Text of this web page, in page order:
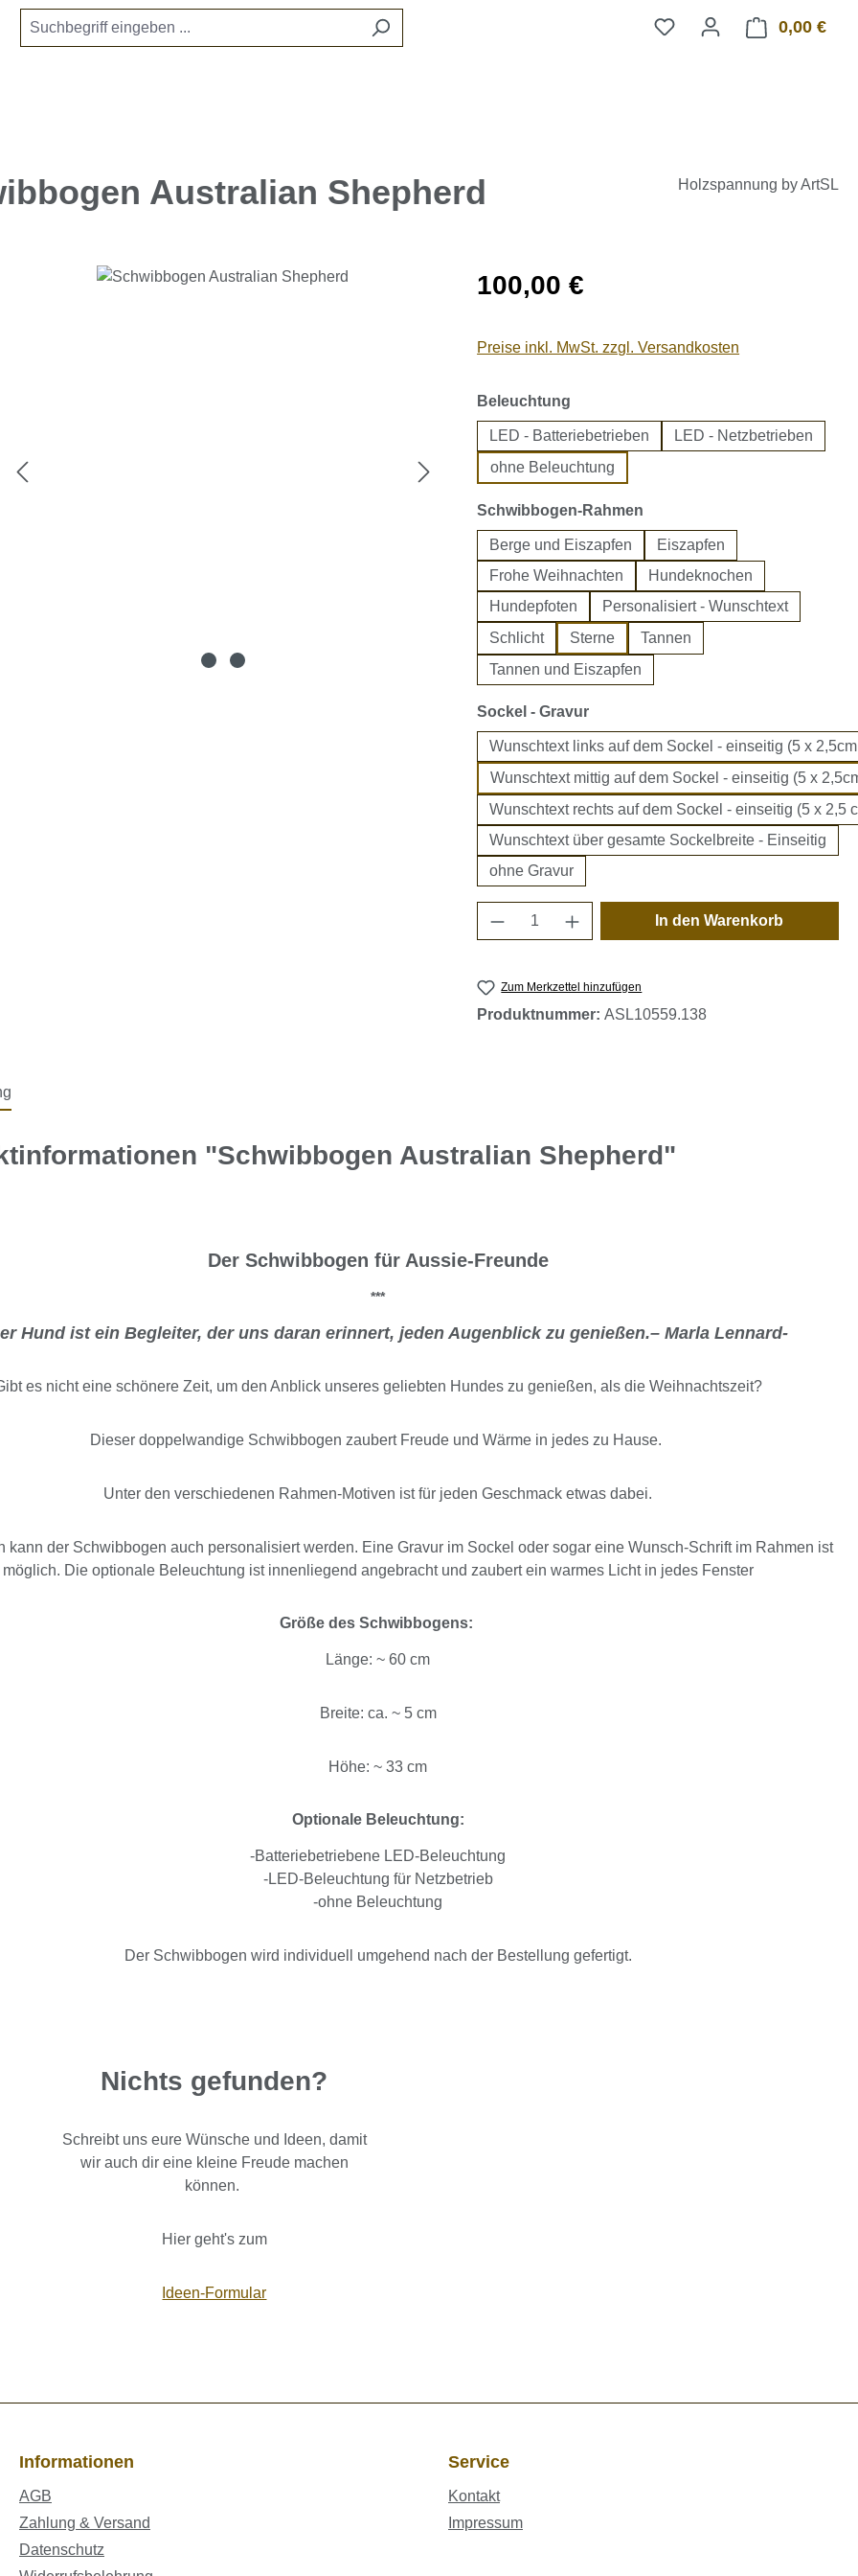
0,00 €
Australian Shepherd Holzspannung by ArtSL
überspringen Regulärer Preis:
100,00 €
Preise inkl. MwSt. zzgl. Versandkosten
Beleuchtung
LED - Batteriebetrieben
LED - Netzbetrieben
ohne Beleuchtung
Schwibbogen-Rahmen
Berge und Eiszapfen
Eiszapfen
Frohe Weihnachten
Hundeknochen
Hundepfoten
Personalisiert - Wunschtext
Schlicht
Sterne
Tannen
Tannen und Eiszapfen
Sockel - Gravurauswählen
Wunschtext links auf dem Sockel - einseitig (5 x
Wunschtext mittig auf dem Sockel - einseitig (5 x
Wunschtext rechts auf dem Sockel - einseitig (5 x 2,5
Wunschtext über gesamte Sockelbreite - Einseitig
ohne Gravur
Produkt Anzahl: Gib den
In den Warenkorb
Zum Merkzettel hinzufügen
Produktnummer:ASL10559.138
"Schwibbogen Australian Shepherd"
Der Schwibbogen für Aussie-Freunde
***
Hund ist ein Begleiter, der uns daran erinnert, jeden Augenblick zu genießen.– Marla Lennard-
es nicht eine schönere Zeit, um den Anblick unseres geliebten Hundes zu genießen, als die Weihnachtszeit?
Dieser doppelwandige Schwibbogen zaubert Freude und Wärme in jedes zu Hause.
Unter den verschiedenen Rahmen-Motiven ist für jeden Geschmack etwas dabei.
kann der Schwibbogen auch personalisiert werden. Eine Gravur im Sockel oder sogar eine Wunsch-Schrift im Rahmen ist
möglich. Die optionale Beleuchtung ist innenliegend angebracht und zaubert ein warmes Licht in jedes Fenster
Größe des Schwibbogens:
Länge: ~ 60 cm
Breite: ca. ~ 5 cm
Höhe: ~ 33 cm
Optionale Beleuchtung:
-Batteriebetriebene LED-Beleuchtung
-LED-Beleuchtung für Netzbetrieb
-ohne Beleuchtung
Der Schwibbogen wird individuell umgehend nach der Bestellung gefertigt.
Nichts gefunden?
Schreibt uns eure Wünsche und Ideen, damit
wir auch dir eine kleine Freude machen
können.
Hier geht's zum
Ideen-Formular
Informationen
AGB
Zahlung & Versand
Datenschutz
Service
Kontakt
Impressum